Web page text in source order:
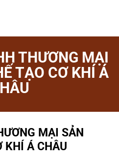
THƯƠNG MẠI
TẠO CƠ KHÍ Á
MẠI SẢN
KHÍ Á CHÂU